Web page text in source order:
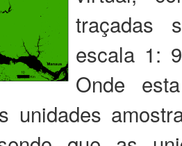
traçadas
escala 1:
Onde
unidades